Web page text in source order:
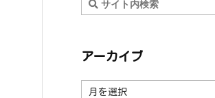
アーカイブ